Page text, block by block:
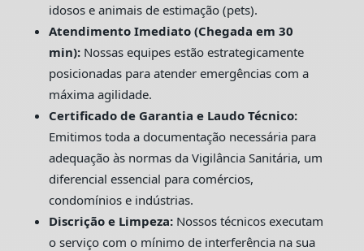
idosos e animais de estimação (pets).
Atendimento Imediato (Chegada em 30
min):Nossas equipes estão estrategicamente
posicionadas para atender emergências com a
máxima agilidade.
Certificado de Garantia e Laudo Técnico:
Emitimos toda a documentação necessária para
adequação às normas da Vigilância Sanitária, um
diferencial essencial para comércios,
condomínios e indústrias.
Discrição e Limpeza:Nossos técnicos executam
o serviço com o mínimo de interferência na sua